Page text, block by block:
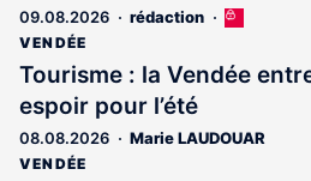
09.08.2026 rédaction
Cet
est
réservé
abonnés
VENDÉE
Tourisme : la Vendée
espoir pour l’été
08.08.2026 Marie LAUDOUAR
VENDÉE